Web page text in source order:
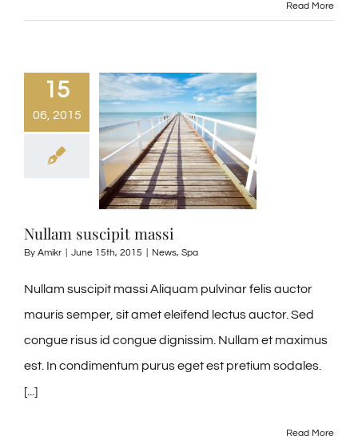
Read More
15
06, 2015
Nullam suscipit massi
By Amikr June 15th, 2015 News, Spa
Nullam suscipit massi Aliquam pulvinar felis auctor
mauris semper, sit amet eleifend lectus auctor. Sed
congue risus id congue dignissim. Nullam et maximus
est. In condimentum purus eget est pretium sodales.
[...]
Read More